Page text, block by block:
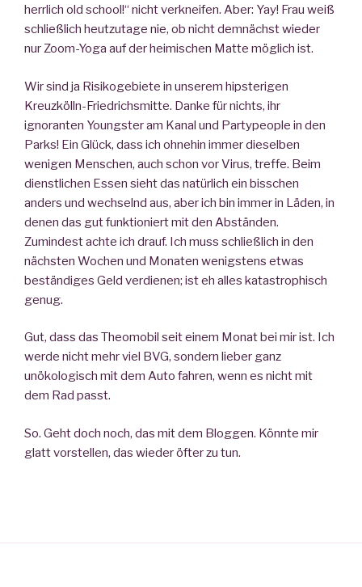
herrlich old school!“ nicht verkneifen. Aber: Yay! Frau weiß
schließlich heutzutage nie, ob nicht demnächst wieder
nur Zoom-Yoga auf der heimischen Matte möglich ist.
Wir sind ja Risikogebiete in unserem hipsterigen
Kreuzkölln-Friedrichsmitte. Danke für nichts, ihr
ignoranten Youngster am Kanal und Partypeople in den
Parks! Ein Glück, dass ich ohnehin immer dieselben
wenigen Menschen, auch schon vor Virus, treffe. Beim
dienstlichen Essen sieht das natürlich ein bisschen
anders und wechselnd aus, aber ich bin immer in Läden, in
denen das gut funktioniert mit den Abständen.
Zumindest achte ich drauf. Ich muss schließlich in den
nächsten Wochen und Monaten wenigstens etwas
beständiges Geld verdienen; ist eh alles katastrophisch
genug.
Gut, dass das Theomobil seit einem Monat bei mir ist. Ich
werde nicht mehr viel BVG, sondern lieber ganz
unökologisch mit dem Auto fahren, wenn es nicht mit
dem Rad passt.
So. Geht doch noch, das mit dem Bloggen. Könnte mir
glatt vorstellen, das wieder öfter zu tun.